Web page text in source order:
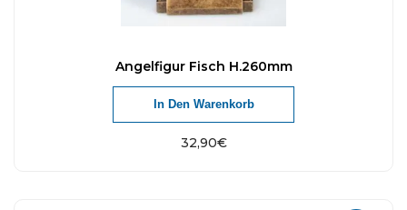
Angelfigur Fisch H.260mm
32,90€
In Den Warenkorb